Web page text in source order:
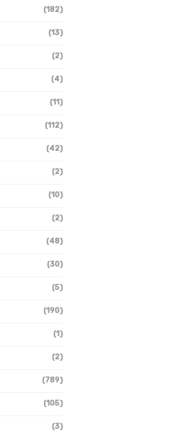
(182)
(13)
(2)
(4)
(11)
(112)
(42)
(2)
(10)
(2)
(48)
(30)
(5)
(190)
(1)
(2)
(789)
(105)
(3)